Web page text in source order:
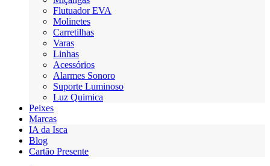
Flutuador EVA
Molinetes
Carretilhas
Varas
Linhas
Acessórios
Alarmes Sonoro
Suporte Luminoso
Luz Quimica
Peixes
Marcas
IA da Isca
Blog
Cartão Presente